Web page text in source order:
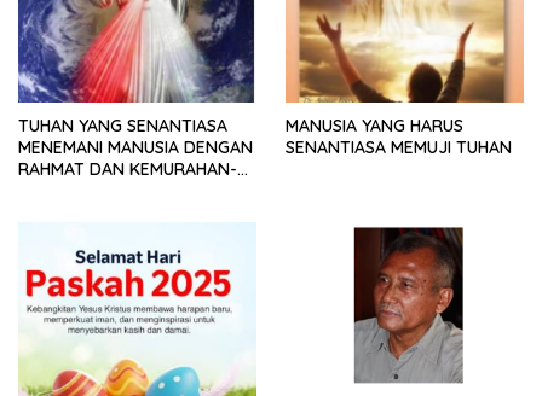
TUHAN YANG SENANTIASA
MENEMANI MANUSIA DENGAN
RAHMAT DAN KEMURAHAN-
MANUSIA YANG HARUS
SENANTIASA MEMUJI TUHAN